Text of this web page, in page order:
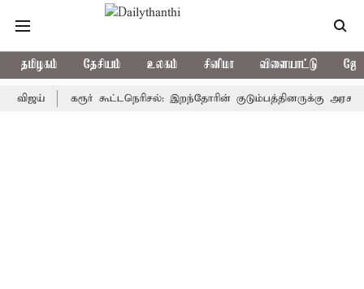
தமிழகம் தேசியம் உலகம் சினிமா விளையாட்டு
கரூர் கூட்டநெரிசல்: இறந்தோரின் குடும்பத்தினருக்கு அரசுப்பணி